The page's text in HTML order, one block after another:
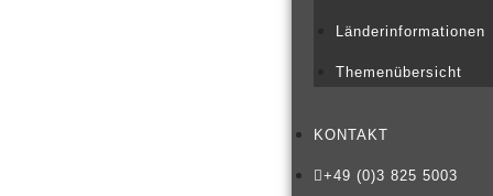
Länderinformationen
Themenübersicht
KONTAKT
+49 (0)3 825 5003